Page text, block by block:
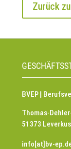
Zurück
BVEP |
Thomas-
51373
info[at]bv-